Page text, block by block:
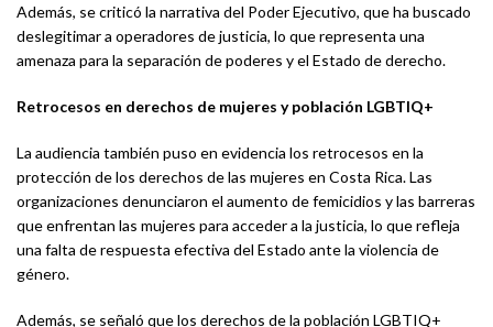
Además, se criticó la narrativa del Poder Ejecutivo, que ha buscado
deslegitimar a operadores de justicia, lo que representa una
amenaza para la separación de poderes y el Estado de derecho.
Retrocesos en derechos de mujeres y población LGBTIQ+
La audiencia también puso en evidencia los retrocesos en la
protección de los derechos de las mujeres en Costa Rica. Las
organizaciones denunciaron el aumento de femicidios y las barreras
que enfrentan las mujeres para acceder a la justicia, lo que refleja
una falta de respuesta efectiva del Estado ante la violencia de
género.
Además, se señaló que los derechos de la población LGBTIQ+